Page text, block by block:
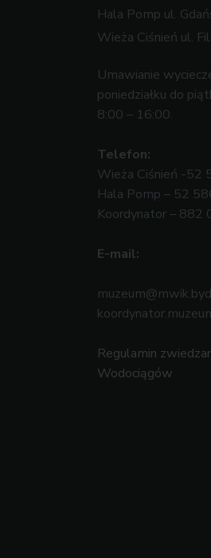
Hala Pomp ul.
Wieża Ciśnień ul.
Umawianie
poniedziałku do
8:00 – 16:00.
Wieża Ciśnień -52
Hala Pomp – 52
Koordynator – 882
E-mail:
Regulamin
Wodociągów